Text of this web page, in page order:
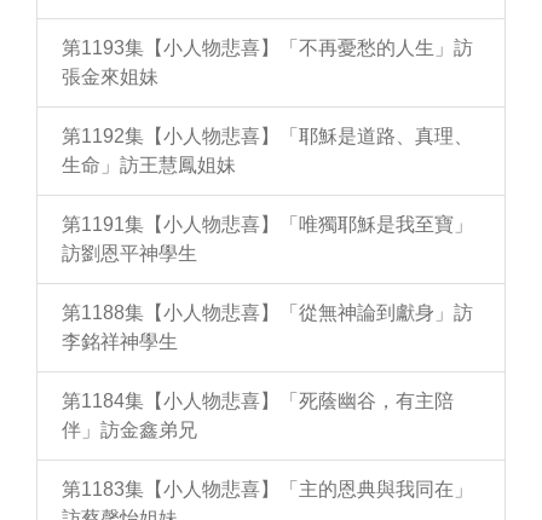
第1193集【小人物悲喜】「不再憂愁的人生」訪
張金來姐妹
第1192集【小人物悲喜】「耶穌是道路、真理、
生命」訪王慧鳳姐妹
第1191集【小人物悲喜】「唯獨耶穌是我至寶」
訪劉恩平神學生
第1188集【小人物悲喜】「從無神論到獻身」訪
李銘祥神學生
第1184集【小人物悲喜】「死蔭幽谷，有主陪
伴」訪金鑫弟兄
第1183集【小人物悲喜】「主的恩典與我同在」